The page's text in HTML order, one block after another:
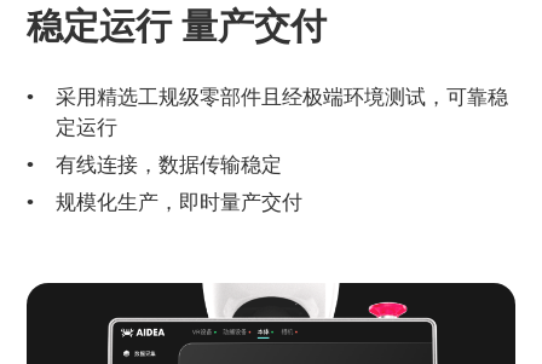
稳定运行 量产交付
采用精选工规级零部件且经极端环境测试，可靠稳
定运行
有线连接，数据传输稳定
规模化生产，即时量产交付